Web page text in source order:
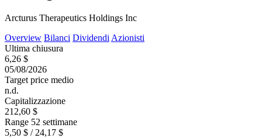
Arcturus Therapeutics Holdings Inc
Overview Bilanci Dividendi Azionisti
Ultima chiusura
6,26 $
05/08/2026
Target price medio
n.d.
Capitalizzazione
212,60 $
Range 52 settimane
5,50 $ / 24,17 $